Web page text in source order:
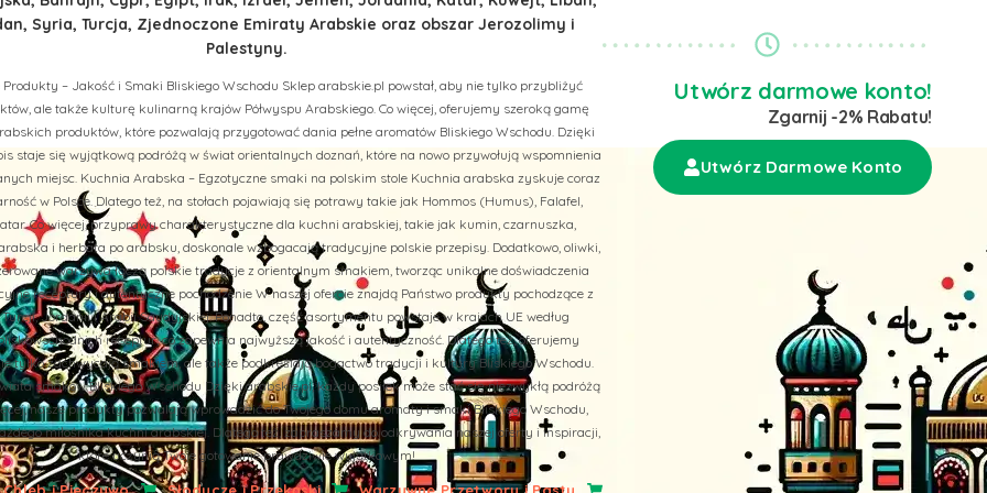
Syria, Turcja, Zjednoczone Emiraty Arabskie oraz obszar Jerozolimy i
Palestyny.
– Jakość i Smaki Bliskiego Wschodu Sklep arabskie.pl powstał, aby nie tylko przybliżyć
ale także kulturę kulinarną krajów Półwyspu Arabskiego. Co więcej, oferujemy szeroką gamę
produktów, które pozwalają przygotować dania pełne aromatów Bliskiego Wschodu. Dzięki
staje się wyjątkową podróżą w świat orientalnych doznań, które na nowo przywołują wspomnienia
miejsc. Kuchnia Arabska – Egzotyczne smaki na polskim stole Kuchnia arabska zyskuje coraz
w Polsce. Dlatego też, na stołach pojawiają się potrawy takie jak Hommos (Humus), Falafel,
Co więcej, przyprawy charakterystyczne dla kuchni arabskiej, takie jak kumin, czarnuszka,
i herbata po arabsku, doskonale wzbogacają tradycyjne polskie przepisy. Dodatkowo, oliwki,
warzywa łączą polskie tradycje z orientalnym smakiem, tworząc unikalne doświadczenia
receptury i autentyczne pochodzenie W naszej ofercie znajdą Państwo produkty pochodzące z
Jordanii i Arabii Saudyjskiej. Ponadto, część asortymentu powstaje w krajach UE według
receptur, co zapewnia najwyższą jakość i autentyczność. Dlatego też, oferujemy
tylko zachwycają smakiem, ale także podkreślają bogactwo tradycji i kultury Bliskiego Wschodu.
smaków Bliskiego Wschodu Dzięki arabskie.pl, każdy posiłek może stać się niezwykłą podróżą
nasze produkty pozwalają wprowadzić do Twojego domu aromaty i smaki Bliskiego Wschodu,
miłośnika kuchni arabskiej. Dlatego też, zapraszamy do odkrywania naszej oferty i inspiracji,
które uczynią Twoje gotowanie prawdziwie wyjątkowym!
Utwórz darmowe konto!
Zgarnij -2% Rabatu!
Utwórz Darmowe Konto